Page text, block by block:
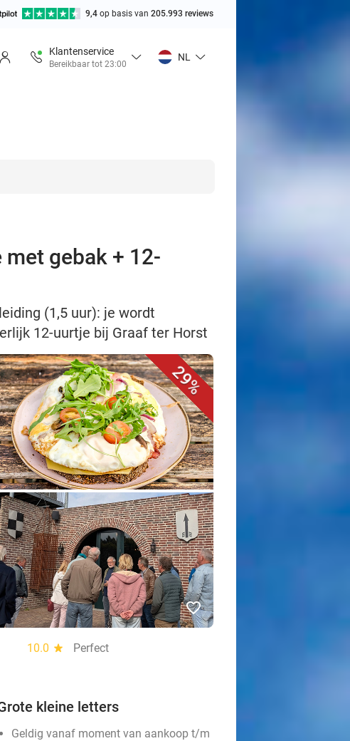
9,4 op basis van 205.993 reviews
Klantenservice
Bereikbaar tot 23:00
NL
gebak + 12-
(1,5 uur): je wordt
12-uurtje bij Graaf ter Horst
29%
favorite_border
10.0 star
Perfect
kleine letters
Geldig vanaf moment van aankoop t/m